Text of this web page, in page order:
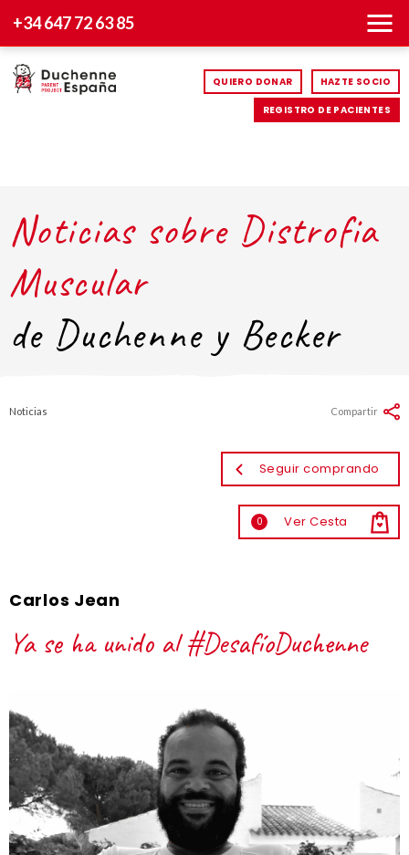
+34 647 72 63 85
QUIERO DONAR HAZTE SOCIO
REGISTRO DE PACIENTES
Noticias sobre Distrofia
Muscular
de Duchenne y Becker
Noticias
Seguir comprando
0 Ver Cesta
Compartir
Carlos Jean
Ya se ha unido al #DesafíoDuchenne